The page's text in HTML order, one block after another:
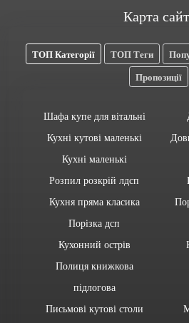
Карта
ТОП Категорії ТОП Теги
Пропозиції
Шафа купе для вітальні
Кухні кутові маленькі
Кухні маленькі
Розпил розкрій лдсп
Кухня пряма класика
Порізка дсп
Кухонний острів
Полиця книжкова
підлогова
Письмові кутові столи